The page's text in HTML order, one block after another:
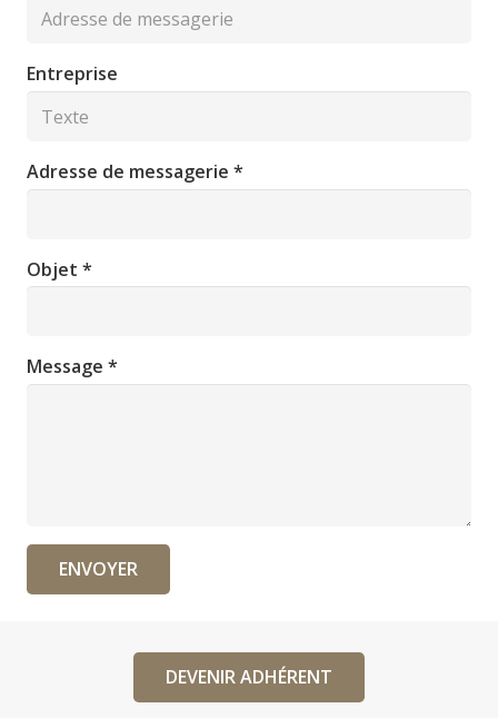
Entreprise
Adresse de messagerie *
Objet *
Message *
ENVOYER
DEVENIR ADHÉRENT